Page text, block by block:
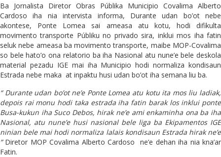
Ba Jornalista Diretor Obras Públika Municipio Covalima Alberto
Cardoso iha nia intervista informa, Durante udan bo’ot nebe
akontese, Ponte Lomea sai ameasa atu kotu, hodi difikulta
movimento transporte Públiku no privado sira, inklui mos iha fatin
seluk nebe ameasa ba movimento transporte, maibe MOP-Covalima
so bele hato’o ona relatorio ba iha Nasional atu nune’e bele deskola
material pezadu IGE mai iha Municipio hodi normaliza kondisaun
Estrada nebe maka at inpaktu husi udan bo’ot iha semana liu ba.
“ Durante udan bo’ot ne’e Ponte Lomea atu kotu ita mos liu ladiak,
depois rai monu hodi taka estrada iha fatin barak los inklui ponte
Busa-kukun iha Suco Debos, hirak ne’e ami enkaminha ona ba iha
Nasional, atu nune’e husi nasional bele liga ba Ekipamentos IGE
ninian bele mai hodi normaliza lalais kondisaun Estrada hirak ne’e
”Diretor MOP Covalima Alberto Cardoso ne’e dehan iha nia kna’ar
Fatin.